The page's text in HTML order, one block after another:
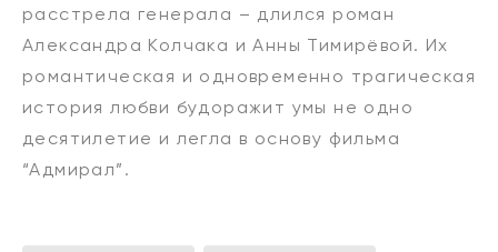
расстрела генерала – длился роман
Александра Колчака и Анны Тимирёвой. Их
романтическая и одновременно трагическая
история любви будоражит умы не одно
десятилетие и легла в основу фильма
“Адмирал”.